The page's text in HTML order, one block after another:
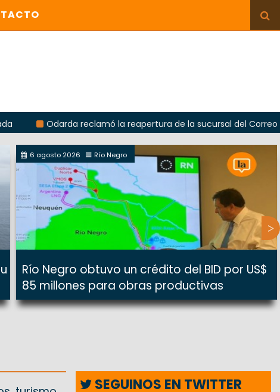
Odarda reclamó la reapertura de la sucursal del Correo Argentino
6 agosto 2026 Río Negro
Río Negro obtuvo un crédito del BID por US$
85 millones para obras productivas
SEGUINOS EN TWITTER